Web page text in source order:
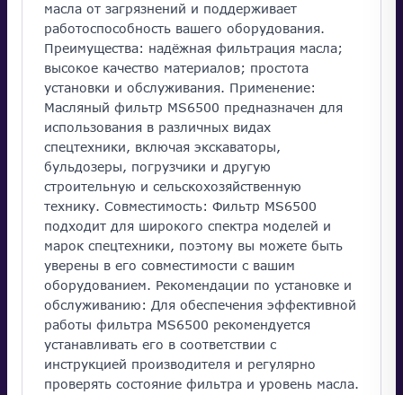
масла от загрязнений и поддерживает
работоспособность вашего оборудования.
Преимущества: надёжная фильтрация масла;
высокое качество материалов; простота
установки и обслуживания. Применение:
Масляный фильтр MS6500 предназначен для
использования в различных видах
спецтехники, включая экскаваторы,
бульдозеры, погрузчики и другую
строительную и сельскохозяйственную
технику. Совместимость: Фильтр MS6500
подходит для широкого спектра моделей и
марок спецтехники, поэтому вы можете быть
уверены в его совместимости с вашим
оборудованием. Рекомендации по установке и
обслуживанию: Для обеспечения эффективной
работы фильтра MS6500 рекомендуется
устанавливать его в соответствии с
инструкцией производителя и регулярно
проверять состояние фильтра и уровень масла.